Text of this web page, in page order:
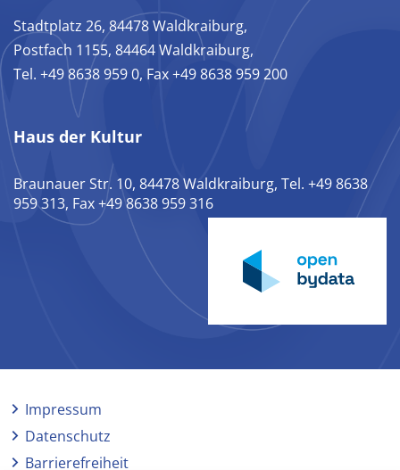
Stadtplatz 26, 84478 Waldkraiburg,
Postfach 1155, 84464 Waldkraiburg,
Tel. +49 8638 959 0, Fax +49 8638 959 200
Haus der Kultur
Braunauer Str. 10, 84478 Waldkraiburg, Tel. +49 8638
959 313, Fax +49 8638 959 316
Impressum
Datenschutz
Barrierefreiheit